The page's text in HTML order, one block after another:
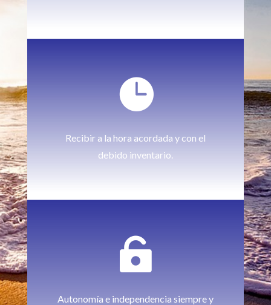

Recibir a la hora acordada y con el
debido inventario.

Autonomía e independencia siempre y